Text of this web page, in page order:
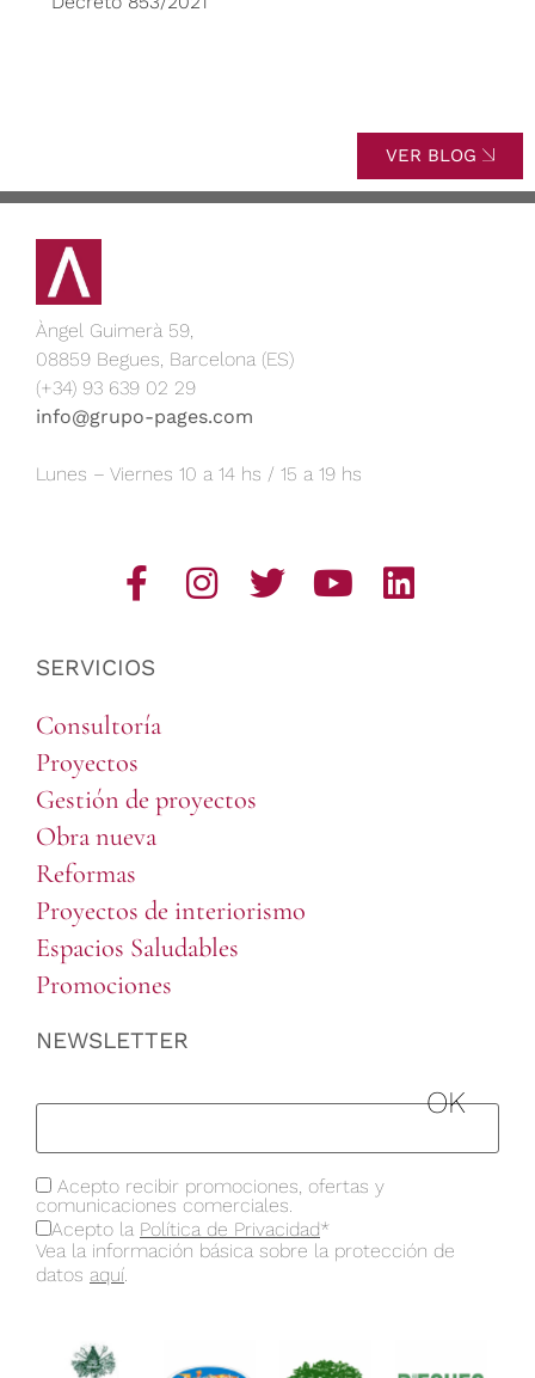
VER BLOG
Àngel Guimerà 59,
08859 Begues, Barcelona (ES)
(+34) 93 639 02 29
info@grupo-pages.com
Lunes – Viernes 10 a 14 hs / 15 a 19 hs
SERVICIOS
Consultoría
Proyectos
Gestión de proyectos
Obra nueva
Reformas
Proyectos de interiorismo
Espacios Saludables
Promociones
NEWSLETTER
Acepto recibir promociones, ofertas y
comunicaciones comerciales.
Acepto la Política de Privacidad*
Vea la información básica sobre la protección de
datos aquí.